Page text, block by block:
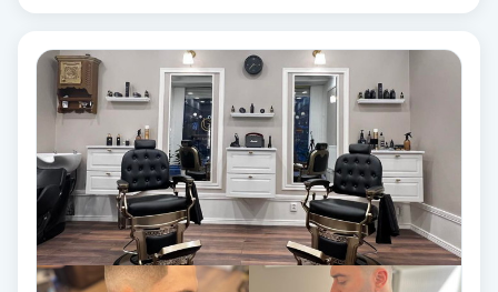
Lashlift Keratin
LED-ljusterapi
Liktornar
LPG